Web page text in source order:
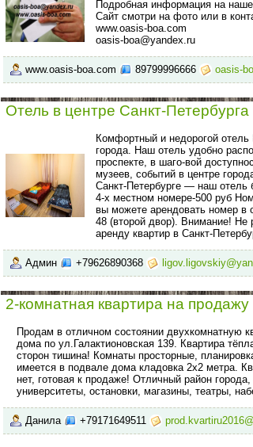
Подробная информация на
Сайт смотри на фото или в
www.oasis-boa.com
oasis-boa@yandex.ru
www.oasis-boa.com 89799996666 oasis-
Отель в центре Санкт-Петербурга
Комфортный и недорогой отель
города. Наш отель удобно
проспекте, в шаго-вой
музеев, событий в центре
Санкт-Петербурге — наш
4-х местном номере-500 руб
вы можете арендовать номер в
48 (второй двор). Внимание! Не
аренду квартир в Санкт-
Админ +79626890368
2-комнатная квартира на
Продам в отличном состоянии двухкомнатную
дома по ул.Галактионовская 139. Квартира
сторон тишина! Комнаты просторные,
имеется в подвале дома кладовка 2х2 метра.
нет, готовая к продаже! Отличный район
университеты, остановки, магазины, театры,
Данила +79171649511